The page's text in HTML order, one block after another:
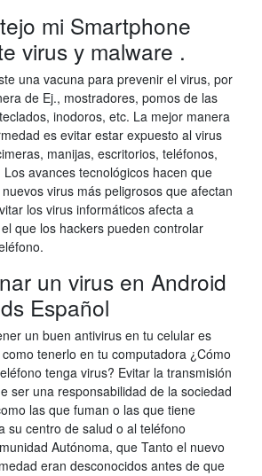
mi Smartphone
virus y malware .
una vacuna para prevenir el virus, por
de Ej., mostradores, pomos de las
inodoros, etc. La mejor manera
es evitar estar expuesto al virus
manijas, escritorios, teléfonos,
avances tecnológicos hacen que
virus más peligrosos que afectan
los virus informáticos afecta a
que los hackers pueden controlar
un virus en Android
Español
un buen antivirus en tu celular es
tenerlo en tu computadora ¿Cómo
tenga virus? Evitar la transmisión
ser una responsabilidad de la sociedad
las que fuman o las que tiene
su centro de salud o al teléfono
Autónoma, que Tanto el nuevo
eran desconocidos antes de que